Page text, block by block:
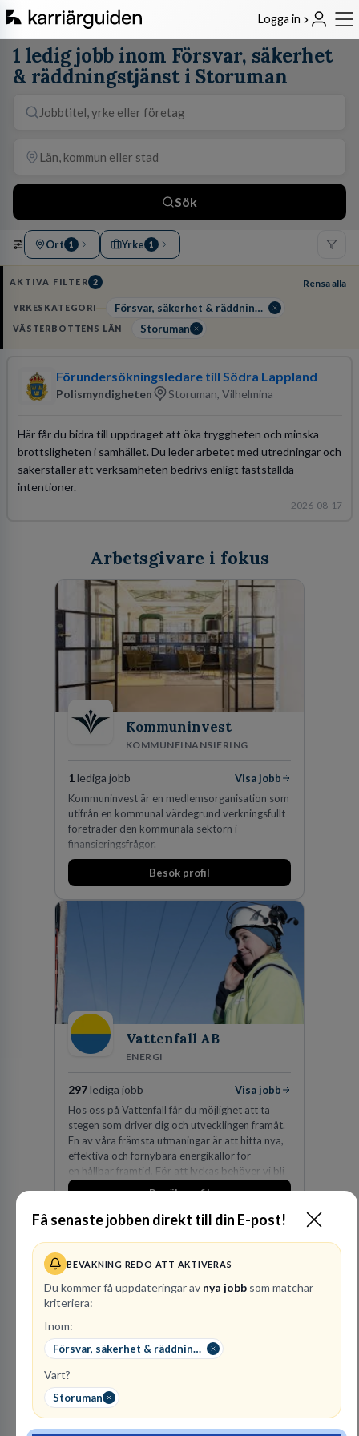
Logga in
Få senaste jobben direkt till din E-post!
BEVAKNING REDO ATT AKTIVERAS
Du kommer få uppdateringar av nya jobb som matchar
kriteriera:
Inom:
Försvar, säkerhet & räddningstjänst
Vart?
Storuman
1 ledig jobb inom Försvar, säkerhet
& räddningstjänst i Storuman
Sök
Ort 1 Yrke 1
AKTIVA FILTER 2 Rensa alla
YRKESKATEGORI Försvar, säkerhet & räddningstjänst
VÄSTERBOTTENS LÄN Storuman
Förundersökningsledare till Södra Lappland
Polismyndigheten Storuman, Vilhelmina
Här får du bidra till uppdraget att öka tryggheten och minska
brottsligheten i samhället. Du leder arbetet med utredningar och
säkerställer att verksamheten bedrivs enligt fastställda
intentioner.
2026-08-17
Arbetsgivare i fokus
Kommuninvest
KOMMUNFINANSIERING
1lediga jobb
Visa jobb
Kommuninvest är en medlemsorganisation som
utifrån en kommunal värdegrund verkningsfullt
företräder den kommunala sektorn i
finansieringsfrågor.
Besök profil
Vattenfall AB
ENERGI
297 lediga jobb
Visa jobb
Hos oss på Vattenfall får du möjlighet att ta
stegen som driver dig och utvecklingen framåt.
En av våra främsta utmaningar är att hitta nya,
effektiva och förnybara energikällor för
en hållbar framtid. För att lyckas behöver vi bli
fler medarbetare som vill göra skillnad.
Besök profil